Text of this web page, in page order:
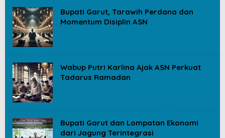
Bupati Garut, Tarawih Perdana dan
Momentum Disiplin ASN
Wabup Putri Karlina Ajak ASN Perkuat
Tadarus Ramadan
Bupati Garut dan Lompatan Ekonomi
dari Jagung Terintegrasi